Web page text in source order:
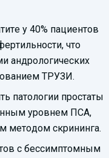
у 40% пациентов
что
андрологических
ТРУЗИ.
патологии простаты
уровнем ПСА,
методом скрининга.
с бессимптомным